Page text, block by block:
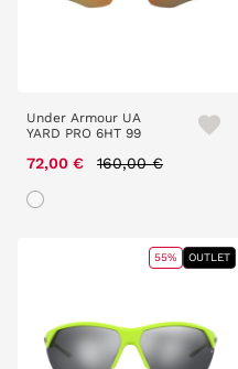
Under Armour UA
YARD PRO 6HT 99
72,00 € Price reduced from
160,00 €
55% OUTLET